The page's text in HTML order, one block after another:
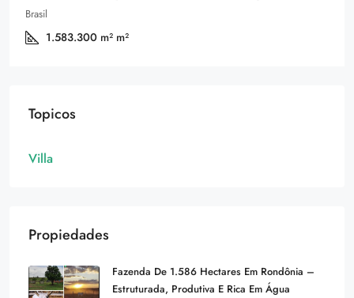
Brasil
1.583.300 m² m²
Topicos
Villa
Propiedades
Fazenda De 1.586 Hectares Em Rondônia –
Estruturada, Produtiva E Rica Em Água